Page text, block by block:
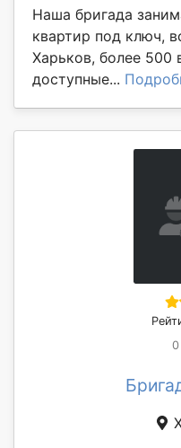
Наша бригада
квартир под ключ,
Харьков, более 500
доступные...
0